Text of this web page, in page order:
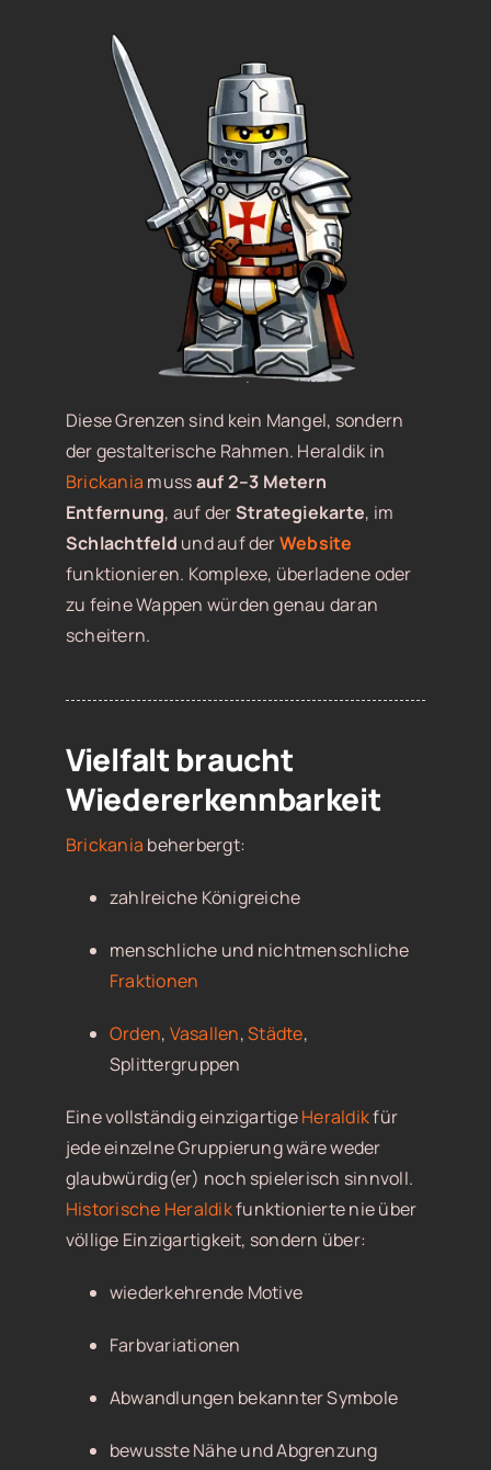
Diese Grenzen sind kein Mangel, sondern
der gestalterische Rahmen. Heraldik in
Brickania mussauf 2–3 Metern
Entfernung, auf derStrategiekarte, im
Schlachtfeld und auf derWebsite
funktionieren. Komplexe, überladene oder
zu feine Wappen würden genau daran
scheitern.
Vielfalt braucht
Wiedererkennbarkeit
Brickania beherbergt:
zahlreiche Königreiche
menschliche und nichtmenschliche
Fraktionen
Orden, Vasallen,Städte,
Splittergruppen
Eine vollständig einzigartigeHeraldikfür
jede einzelne Gruppierung wäre weder
glaubwürdig(er) noch spielerisch sinnvoll.
Historische Heraldikfunktionierte nie über
völlige Einzigartigkeit, sondern über:
wiederkehrende Motive
Farbvariationen
Abwandlungen bekannter Symbole
bewusste Nähe und Abgrenzung